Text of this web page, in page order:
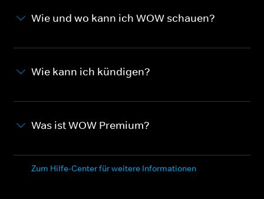
Wie und wo kann ich WOW schauen?
Wie kann ich kündigen?
Was ist WOW Premium?
Zum Hilfe-Center für weitere Informationen